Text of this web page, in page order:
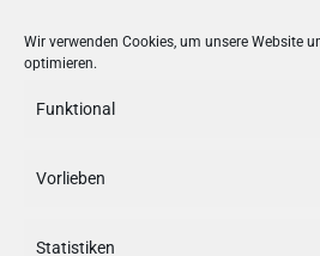
Wir verwenden Cookies, um unsere Website
optimieren.
Funktional
Vorlieben
Statistiken
Stadt + Handel City- und
Quartiersmanagement